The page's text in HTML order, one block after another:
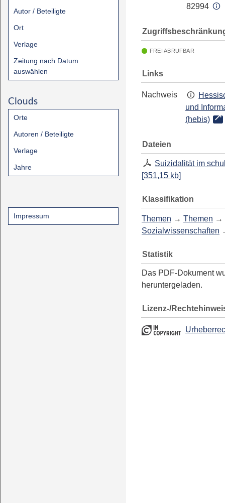
Autor / Beteiligte
Ort
Verlage
Zeitung nach Datum
auswählen
Clouds
Orte
Autoren / Beteiligte
Verlage
Jahre
Impressum
82994
FREI ABRUFBAR
Links
Nachweis
und
(hebis)
Dateien
Suizidalität im
[351,15 kb]
Klassifikation
Themen → Themen →
Sozialwissenschaften
Statistik
Das PDF-Dokument
heruntergeladen.
Lizenz-/